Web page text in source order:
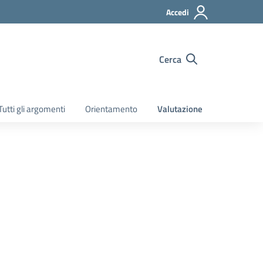
Accedi
Cerca
gli argomenti Orientamento Valutazione